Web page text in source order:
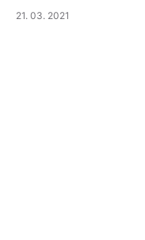
21. 03. 2021